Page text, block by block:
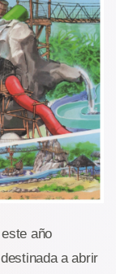
año
a abrir